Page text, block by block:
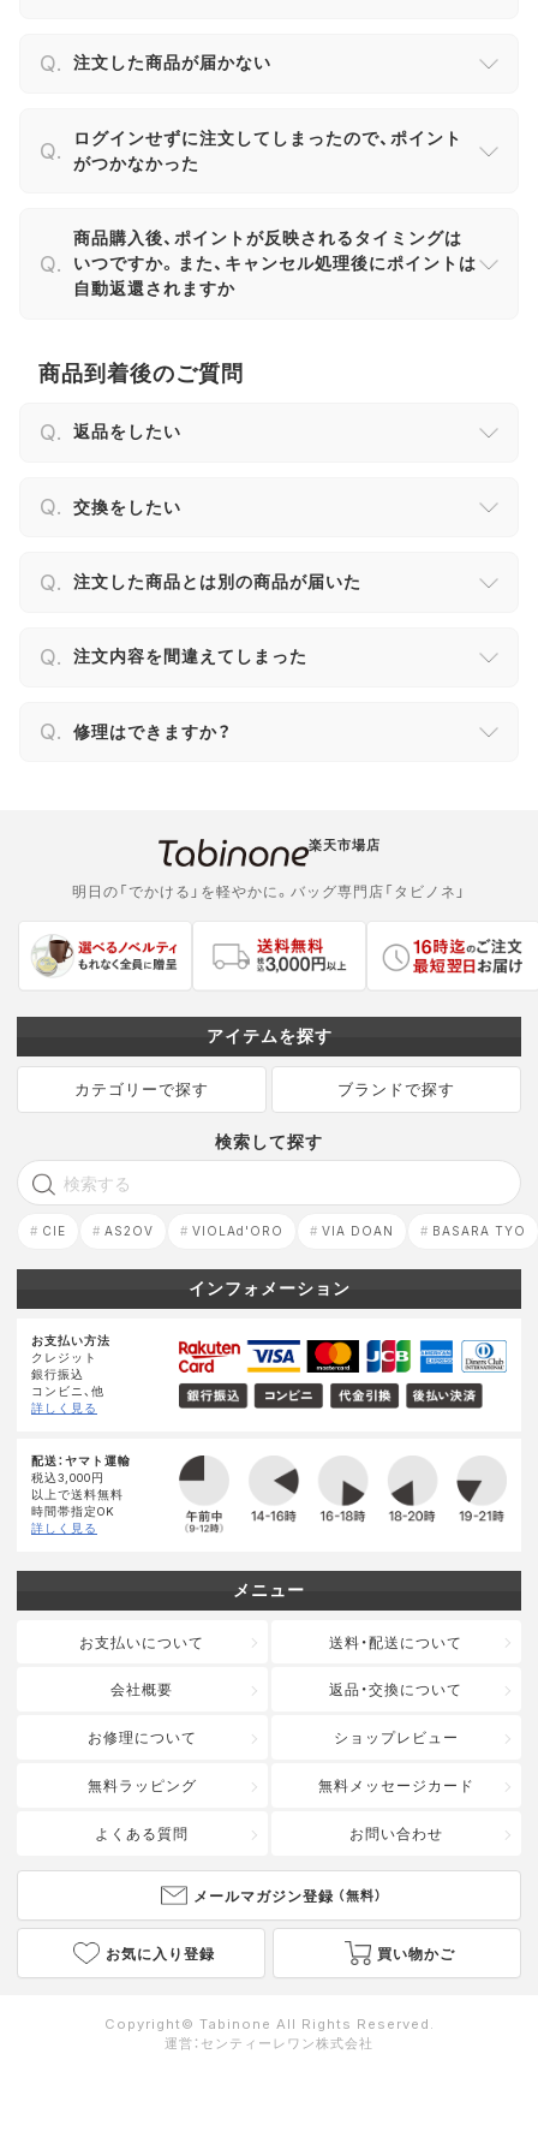
注文した商品が届かない
ログインせずに注文してしまったので、ポイント
がつかなかった
商品購入後、ポイントが反映されるタイミングは
いつですか。また、キャンセル処理後にポイントは
自動返還されますか
商品到着後のご質問
返品をしたい
交換をしたい
注文した商品とは別の商品が届いた
注文内容を間違えてしまった
修理はできますか？